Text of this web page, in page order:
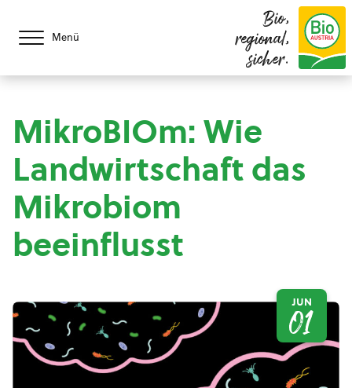
Menü
Bio,
regional,
sicher.
MikroBIOm: Wie
Landwirtschaft das
Mikrobiom
beeinflusst
JUN
01